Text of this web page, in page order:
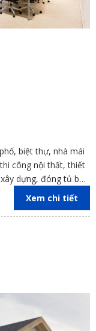
biệt thự, nhà mái
công nội thất, thiết
dựng, đóng tủ bếp
TP Hồ Chí Minh,
Xem chi tiết